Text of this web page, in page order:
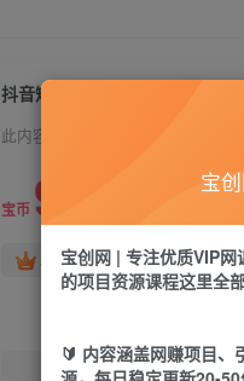
抖音短视频个人ip内容策划实操
此内容为付费资源，请付费后查看
宝币 9.9
年卡会员免费 永久会
宝
宝创网 | 专注优质VIP
的项目资源课程这里全部
🔰 内容涵盖网赚项目、